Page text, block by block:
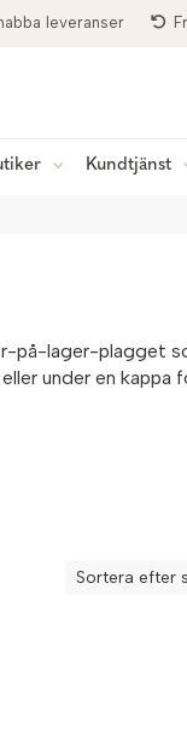
leveranser
Kundtjänst
på-lager-plagget
under en kappa